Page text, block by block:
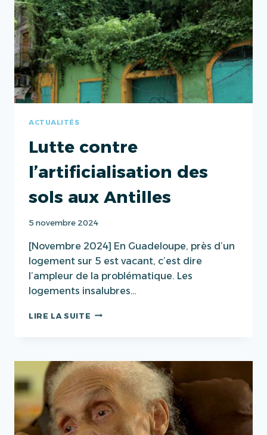
DÉCHETS
ACTUALITÉS
Lutte contre
l’artificialisation des
sols aux Antilles
5 novembre 2024
[Novembre 2024] En Guadeloupe, près d’un
logement sur 5 est vacant, c’est dire
l’ampleur de la problématique. Les
logements insalubres…
LIRE LA SUITE LUTTE
SOLS
AUX
ANTILLES